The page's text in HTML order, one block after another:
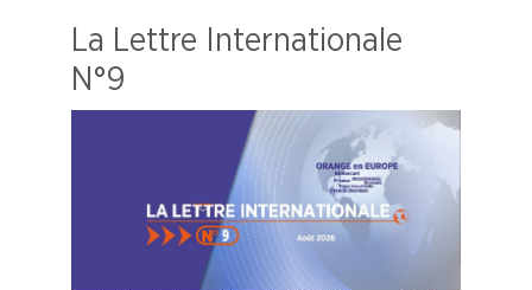
La Lettre Internationale
N°9